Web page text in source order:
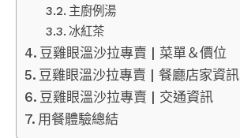
主廚例湯
冰紅茶
豆雞眼溫沙拉專賣 | 菜單＆價位
豆雞眼溫沙拉專賣 | 餐廳店家資訊
豆雞眼溫沙拉專賣 | 交通資訊
用餐體驗總結